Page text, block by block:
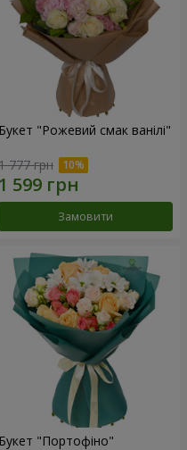
Букет "Рожевий смак ванілі"
777 грн
Замовити
Букет "Портофіно"